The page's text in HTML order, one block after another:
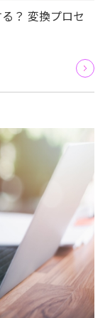
？ 変換プロセ